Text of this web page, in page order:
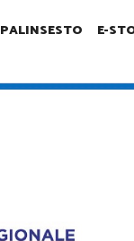
PALINSESTO E-